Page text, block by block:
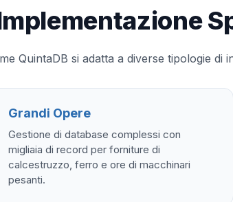
QuintaDB si adatta a diverse tipologie di
Grandi Opere
Gestione di database complessi con
migliaia di record per forniture di
calcestruzzo, ferro e ore di macchinari
pesanti.